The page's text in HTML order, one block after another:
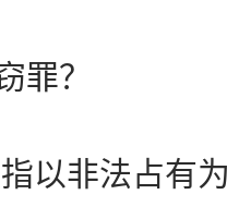
？
非法占有为